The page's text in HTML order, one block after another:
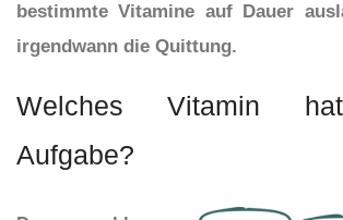
bestimmte Vitamine auf Dauer
irgendwann die Quittung.
Welches Vitamin
Aufgabe?